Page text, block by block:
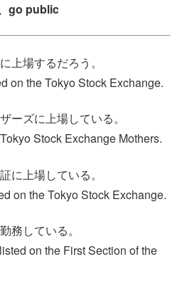
go public
上場するだろう。
on the Tokyo Stock Exchange.
ーズに上場している。
Stock Exchange Mothers.
に上場している。
on the Tokyo Stock Exchange.
務している。
on the First Section of the